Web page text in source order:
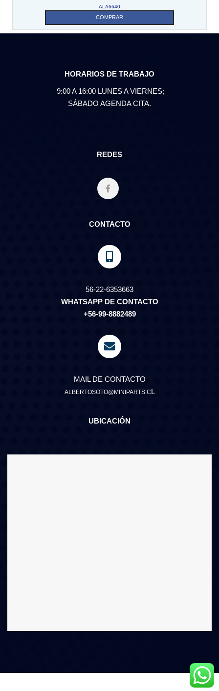
ALA6640
COMPRAR
HORARIOS DE TRABAJO
9:00 A 16:00 LUNES A VIERNES;
SÁBADO AGENDA CITA.
REDES
CONTACTO
56-22-6353663
WHATSAPP DE CONTACTO
+56-99-8882489
MAIL DE CONTACTO
ALBERTOSOTO@MINIPARTS.CL
UBICACIÓN